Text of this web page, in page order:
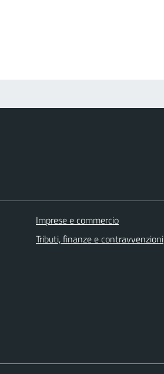
Imprese e commercio
Tributi, finanze e contravvenzioni